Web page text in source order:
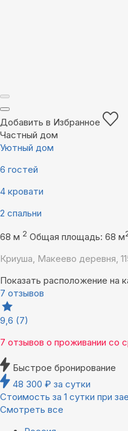
Добавить в Избранное
Частный дом
Уютный дом
6 гостей
4 кровати
2 спальни
68 м 2 Общая площадь: 68 м
Криуша, Макеево деревня,
Показать расположение на
7 отзывов
9,6 (7)
7 отзывов о проживании со
Быстрое бронирование
48 300 ₽ за сутки
Стоимость за 1 сутки при
Смотреть все